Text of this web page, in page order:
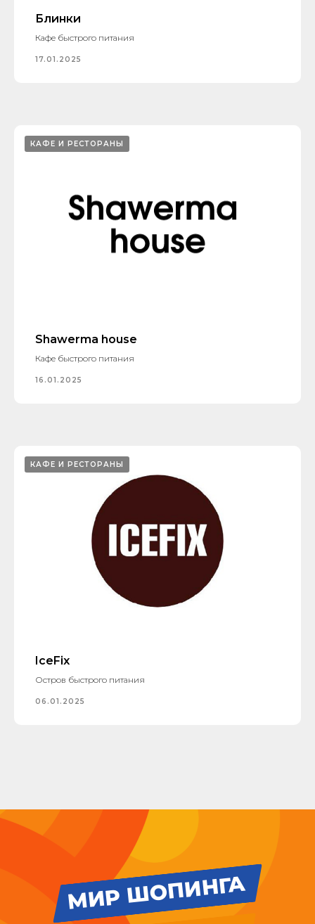
Блинки
Кафе быстрого питания
17.01.2025
КАФЕ И РЕСТОРАНЫ
Shawerma housе
​Кафе быстрого питания
16.01.2025
КАФЕ И РЕСТОРАНЫ
IceFix
Остров быстрого питания
06.01.2025
МИР ШОПИНГА